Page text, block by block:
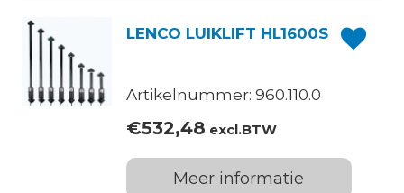
LENCO LUIKLIFT HL1600S
Artikelnummer: 960.110.0
€532,48 excl.BTW
Meer informatie